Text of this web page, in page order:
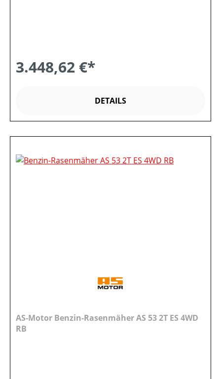
3.448,62 €*
DETAILS
AS-Motor Benzin-Rasenmäher AS 53 2T ES 4WD
RB